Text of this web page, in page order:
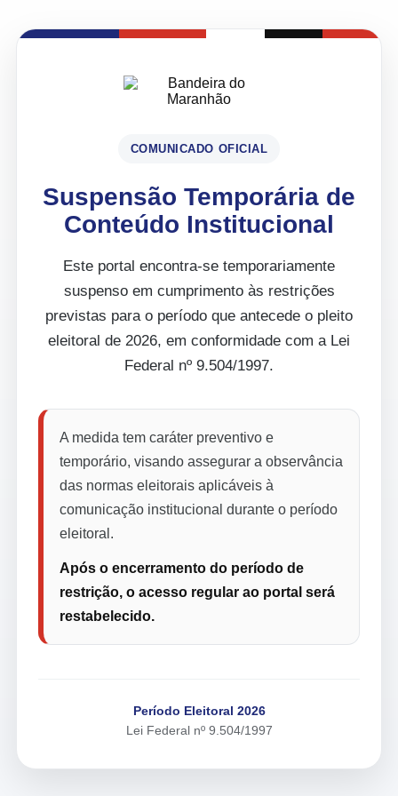
COMUNICADO OFICIAL
Suspensão Temporária de
Conteúdo Institucional
Este portal encontra-se temporariamente
suspenso em cumprimento às restrições
previstas para o período que antecede o pleito
eleitoral de 2026, em conformidade com a Lei
Federal nº 9.504/1997.
A medida tem caráter preventivo e
temporário, visando assegurar a observância
das normas eleitorais aplicáveis à
comunicação institucional durante o período
eleitoral.
Após o encerramento do período de
restrição, o acesso regular ao portal será
restabelecido.
Período Eleitoral 2026
Lei Federal nº 9.504/1997